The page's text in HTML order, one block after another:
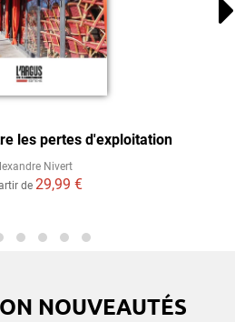
les pertes d'exploitation
Nivert
de 29,99 €
NOUVEAUTÉS